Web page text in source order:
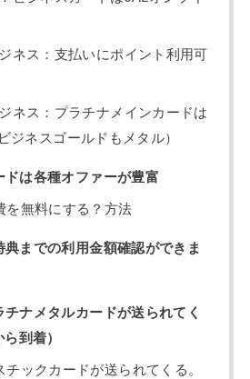
ネス：支払いにポイント利用可
ネス：プラチナメインカードは
ジネスゴールドもメタル）
ドは各種オファーが豊富
を無料にする？方法
典までの利用金額確認ができま
チナメタルカードが送られてく
到着）
チックカードが送られてくる。